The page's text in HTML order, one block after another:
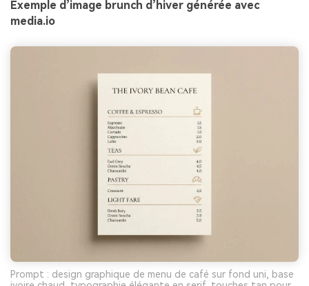
Exemple d’image brunch d’hiver générée avec
media.io
Prompt : design graphique de menu de café sur fond uni, base